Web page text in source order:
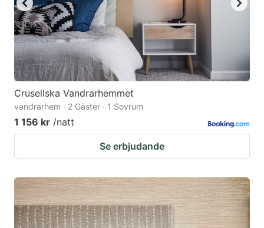
Crusellska Vandrarhemmet
vandrarhem · 2 Gäster · 1 Sovrum
1 156 kr /natt
Se erbjudande